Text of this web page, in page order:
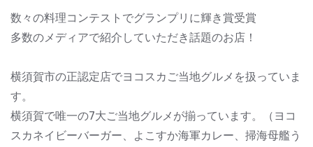
数々の料理コンテストでグランプリに輝き賞受賞
多数のメディアで紹介していただき話題のお店！
横須賀市の正認定店でヨコスカご当地グルメを扱っていま
す。
横須賀で唯一の7大ご当地グルメが揃っています。（ヨコ
スカネイビーバーガー、よこすか海軍カレー、掃海母艦う